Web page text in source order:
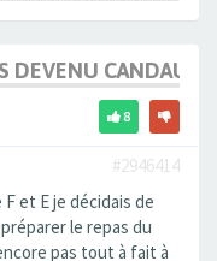
DEVENU
8
#2946414
et E je décidais de
le repas du
pas tout à fait à